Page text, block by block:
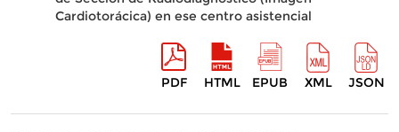
Cardiotorácica) en ese centro asistencial
PDF HTML EPUB XML JSON